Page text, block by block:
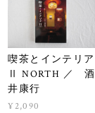
喫茶とインテリア
Ⅱ NORTH ／ 酒
井康行
¥2,090